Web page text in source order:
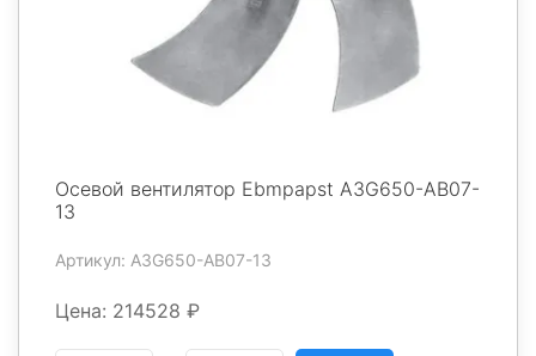
Осевой вентилятор Ebmpapst A3G650-AB07-
13
Артикул: A3G650-AB07-13
Цена: 214528 ₽